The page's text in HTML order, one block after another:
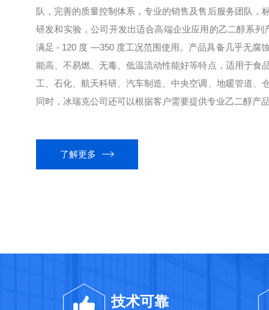
队，完善的质量控制体系，专业的销售及售后服务团队，
研发和实验，公司开发出适合高端企业应用的乙二醇系列
满足 - 120 度 —350 度工况范围使用。产品具备几乎无腐
能高、不易燃、无毒、低温流动性能好等特点，适用于食
工、石化、航天科研、汽车制造、中央空调、地暖管道、
同时，冰瑞克公司还可以根据客户需要提供专业乙二醇产
了解更多
技术可靠